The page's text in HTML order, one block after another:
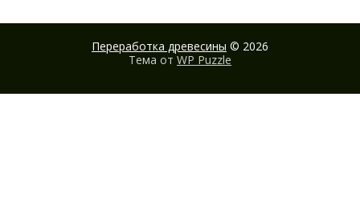
Переработка древесины © 2026
Тема от WP Puzzle